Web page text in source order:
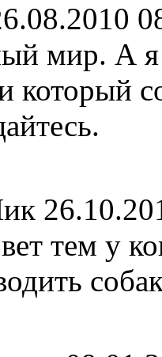
мир. А я
который
тем у